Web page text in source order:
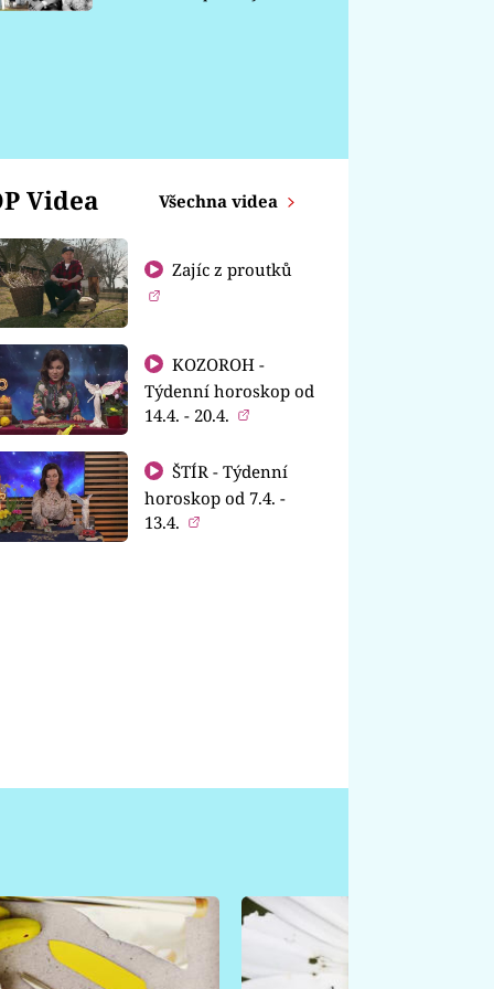
Videa Všechna videa
Zajíc z proutků
KOZOROH -
Týdenní horoskop od
14.4. - 20.4.
ŠTÍR - Týdenní
horoskop od 7.4. -
13.4.